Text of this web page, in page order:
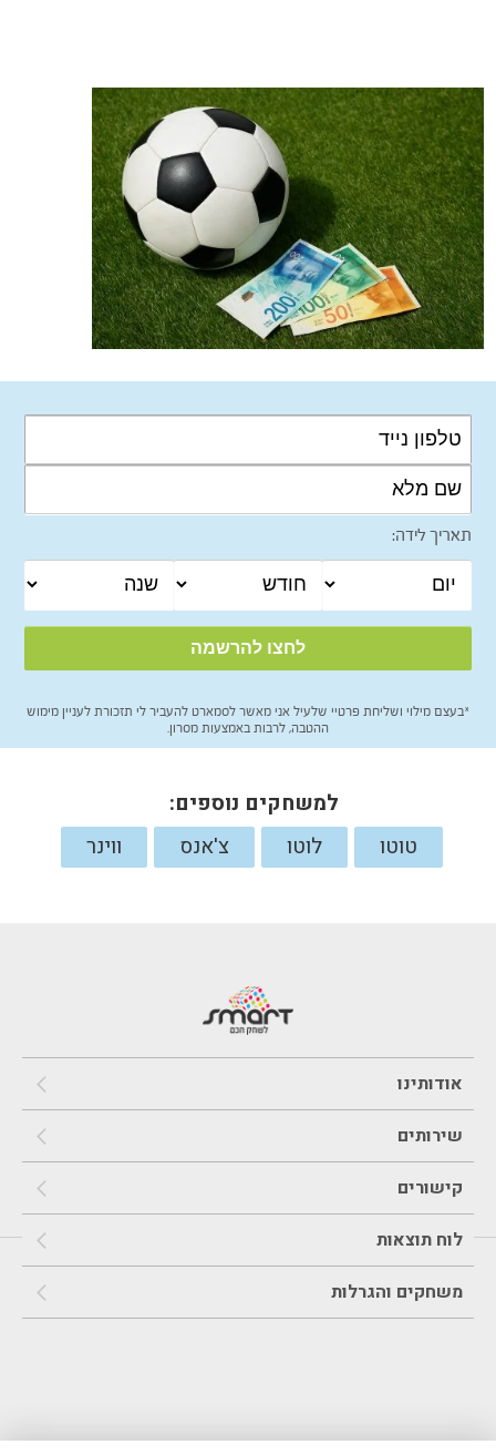
תאריך לידה:
*בעצם מילוי ושליחת פרטיי שלעיל אני מאשר לסמארט להעביר לי תזכורת לעניין מימוש
ההטבה, לרבות באמצעות מסרון.
למשחקים נוספים:
טוטו
לוטו צ'אנס ווינר
אודותינו
שירותים
קישורים
לוח תוצאות
משחקים והגרלות